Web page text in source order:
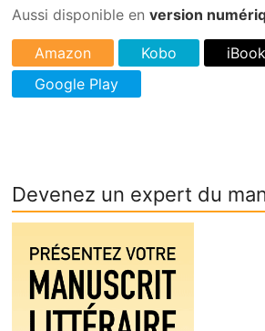
Aussi disponible enversion
Devenez un expert du